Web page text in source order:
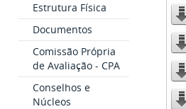
Estrutura Física
Documentos
Comissão Própria
de Avaliação - CPA
Conselhos e
Núcleos